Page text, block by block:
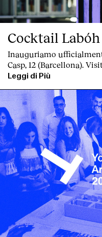
Cocktail Labóh
Inauguriamo
Casp, 12 (Barcellona).
Leggi di Più